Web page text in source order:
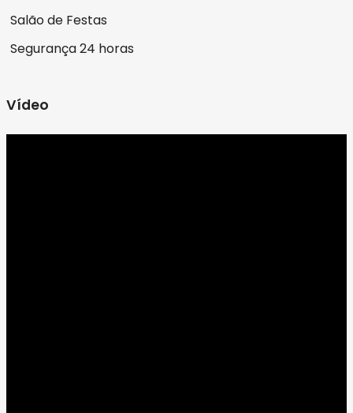
Salão de Festas
Segurança 24 horas
Vídeo